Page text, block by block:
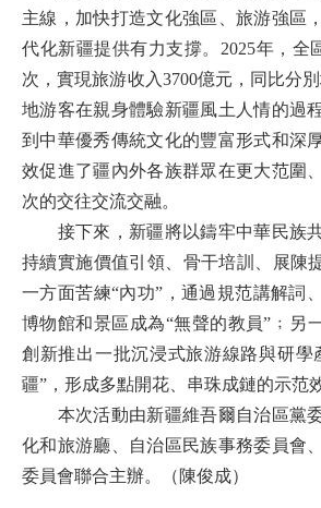
主線，加快打造文化強區、旅游強區
代化新疆提供有力支撐。2025年，全
次，實現旅游收入3700億元，同比分
地游客在親身體驗新疆風土人情的過
到中華優秀傳統文化的豐富形式和深
效促進了疆內外各族群眾在更大范圍
次的交往交流交融。
接下來，新疆將以鑄牢中華民族共
持續實施價值引領、骨干培訓、展陳
一方面苦練“內功”，通過規范講解詞
博物館和景區成為“無聲的教員”﹔另
創新推出一批沉浸式旅游線路與研學
疆”，形成多點開花、串珠成鏈的示范
本次活動由新疆維吾爾自治區黨
化和旅游廳、自治區民族事務委員會
委員會聯合主辦。（陳俊成）